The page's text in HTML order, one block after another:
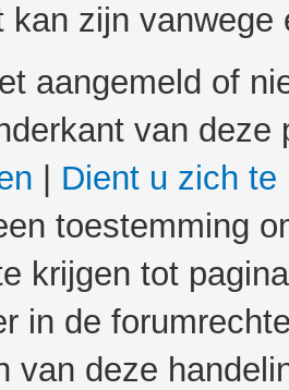
kan zijn
aangemeld of
van
Dient u zich te
toestemming
krijgen tot
in de
van deze